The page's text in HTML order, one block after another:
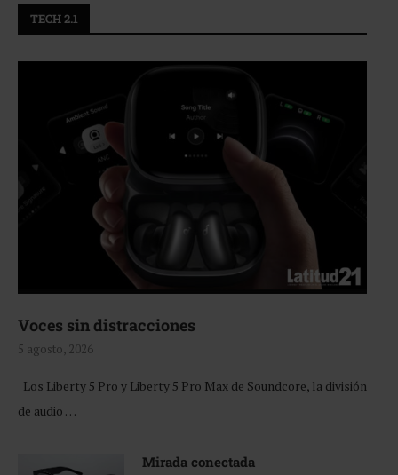
TECH 2.1
Voces sin distracciones
5 agosto, 2026
Los Liberty 5 Pro y Liberty 5 Pro Max de Soundcore, la división
de audio …
Mirada conectada